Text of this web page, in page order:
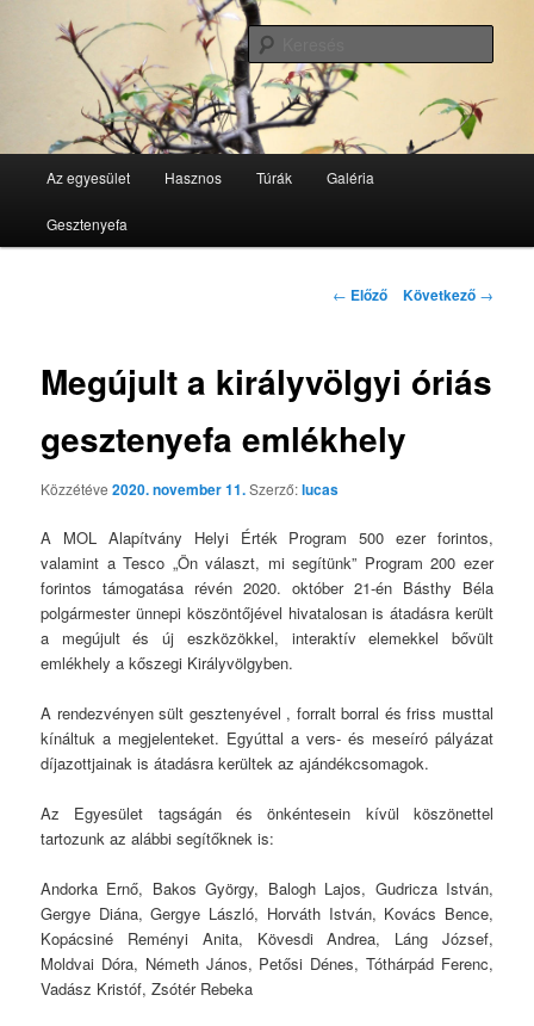
GesztenyeKék
GesztenyeKék Természetbarát Egyesület honlapja
Az egyesület Hasznos Túrák Galéria
Gesztenyefa
Bejegyzés
← Előző Következő →
Megújult a királyvölgyi óriás
gesztenyefa emlékhely
Közzétéve2020. november 11.Szerző:lucas
A MOL Alapítvány Helyi Érték Program 500 ezer forintos,
valamint a Tesco „Ön választ, mi segítünk” Program 200 ezer
forintos támogatása révén 2020. október 21-én Básthy Béla
polgármester ünnepi köszöntőjével hivatalosan is átadásra került
a megújult és új eszközökkel, interaktív elemekkel bővült
emlékhely a kőszegi Királyvölgyben.
A rendezvényen sült gesztenyével , forralt borral és friss musttal
kínáltuk a megjelenteket. Egyúttal a vers- és meseíró pályázat
díjazottjainak is átadásra kerültek az ajándékcsomagok.
Az Egyesület tagságán és önkéntesein kívül köszönettel
tartozunk az alábbi segítőknek is:
Andorka Ernő, Bakos György, Balogh Lajos, Gudricza István,
Gergye Diána, Gergye László, Horváth István, Kovács Bence,
Kopácsiné Reményi Anita, Kövesdi Andrea, Láng József,
Moldvai Dóra, Németh János, Petősi Dénes, Tóthárpád Ferenc,
Vadász Kristóf, Zsótér Rebeka